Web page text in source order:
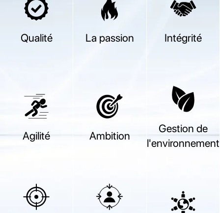
Qualité La passion Intégrité
Agilité Ambition
Gestion de
l'environnement